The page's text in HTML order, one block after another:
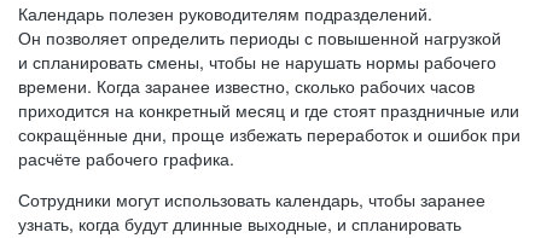
Календарь полезен руководителям подразделений.
Он позволяет определить периоды с повышенной нагрузкой
и спланировать смены, чтобы не нарушать нормы рабочего
времени. Когда заранее известно, сколько рабочих часов
приходится на конкретный месяц и где стоят праздничные или
сокращённые дни, проще избежать переработок и ошибок при
расчёте рабочего графика.
Сотрудники могут использовать календарь, чтобы заранее
узнать, когда будут длинные выходные, и спланировать